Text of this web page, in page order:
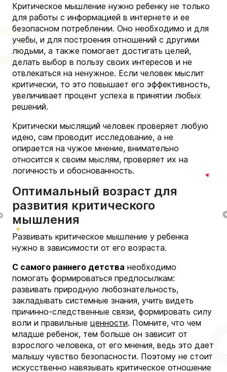
Критическое мышление нужно ребенку не только
для работы с информацией в интернете и ее
безопасном потреблении. Оно необходимо и для
учебы, и для построения отношений с другими
людьми, а также помогает достигать целей,
делать выбор в пользу своих интересов и не
отвлекаться на ненужное. Если человек мыслит
критически, то это повышает его эффективность,
увеличивает процент успеха в принятии любых
решений.
Критически мыслящий человек проверяет любую
идею, сам проводит исследование, а не
опирается на чужое мнение, внимательно
относится к своим мыслям, проверяет их на
логичность и обоснованность.
Оптимальный возраст для
развития критического
мышления
Развивать критическое мышление у ребенка
нужно в зависимости от его возраста.
С самого раннего детства необходимо
помогать формироваться предпосылкам:
развивать природную любознательность,
закладывать системные знания, учить видеть
причинно-следственные связи, формировать силу
воли и правильные ценности. Помните, что чем
младше ребенок, тем больше он зависит от
взрослого человека, от его мнения, ведь это дает
малышу чувство безопасности. Поэтому не стоит
искусственно навязывать критическое отношение